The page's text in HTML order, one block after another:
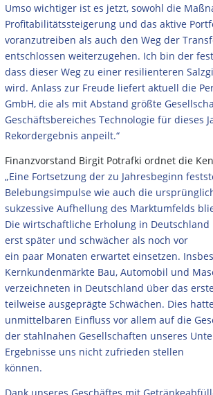
Umso wichtiger ist es jetzt, sowohl die
Profitabilitätssteigerung und das aktive
voranzutreiben als auch den Weg der
entschlossen weiterzugehen. Ich bin der
dass dieser Weg zu einer resilienteren
wird. Anlass zur Freude liefert aktuell die
GmbH, die als mit Abstand größte
Geschäftsbereiches Technologie für dieses
Rekordergebnis anpeilt.“
Finanzvorstand Birgit Potrafki ordnet die
„Eine Fortsetzung der zu Jahresbeginn
Belebungsimpulse wie auch die
sukzessive Aufhellung des Marktumfelds
Die wirtschaftliche Erholung in
erst später und schwächer als noch vor
ein paar Monaten erwartet einsetzen.
Kernkundenmärkte Bau, Automobil und
verzeichneten in Deutschland über das
teilweise ausgeprägte Schwächen. Dies
unmittelbaren Einfluss vor allem auf die
der stahlnahen Gesellschaften unseres
Ergebnisse uns nicht zufrieden stellen
können.